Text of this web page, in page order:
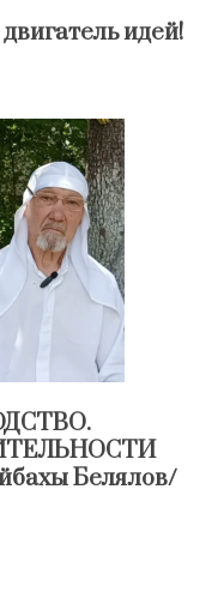
идей!
Белялов/